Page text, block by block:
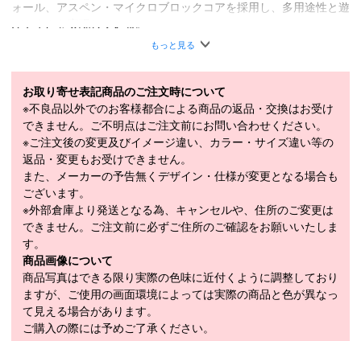
ォール、アスペン・マイクロブロックコアを採用し、多用途性と遊
・スペクトラルブレイド・カーボンブースト・3軸ブレイドコア・
SPECIFICATION
モデル
KS24012300
LENGTH（cm）
170cm / 177cm / 184cm / 191cm
SIDECUT（mm）
170cm（134-102-127mm）、177cm（134-
127mm）、191cm（134-102-127mm）
RADIUS（m）
、184cm（19.4m）
モデル年
スキー 注意事項
もっと見る
お取り寄せ表記商品のご注文時について
※不良品以外でのお客様都合による商品の返品・交換はお受け
できません。ご不明点はご注文前にお問い合わせください。
※ご注文後の変更及びイメージ違い、カラー・サイズ違い等の
返品・変更もお受けできません。
また、メーカーの予告無くデザイン・仕様が変更となる場合も
ございます。
※外部倉庫より発送となる為、キャンセルや、住所のご変更は
できません。ご注文前に必ずご住所のご確認をお願いいたしま
す。
商品画像について
商品写真はできる限り実際の色味に近付くように調整しており
ますが、ご使用の画面環境によっては実際の商品と色が異なっ
て見える場合があります。
ご購入の際には予めご了承ください。